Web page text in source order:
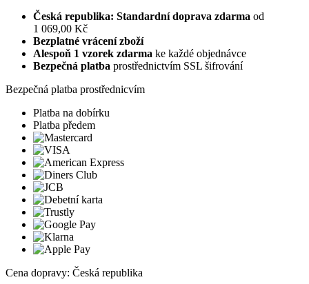
Česká republika: Standardní doprava zdarma od
1 069,00 Kč
Bezplatné vrácení zboží
Alespoň 1 vzorek zdarma ke každé objednávce
Bezpečná platba prostřednictvím SSL šifrování
Bezpečná platba prostřednicvím
Platba na dobírku
Platba předem
Cena dopravy: Česká republika